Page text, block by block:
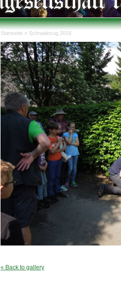
Sie sind hier
Startseite » Schnadezug 2016
« Back to gallery